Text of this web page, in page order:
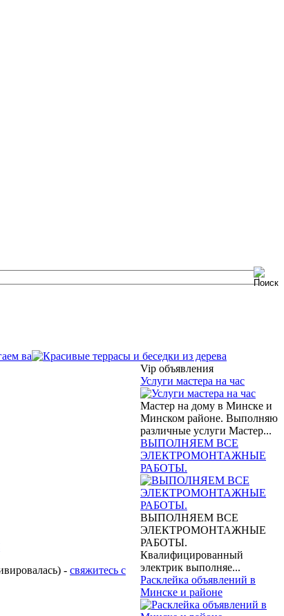
- свяжитесь с
Vip объявления
Услуги мастера на час
Мастер на дому в Минске и
Минском районе. Выполняю
различные услуги Мастер...
ВЫПОЛНЯЕМ ВСЕ
ЭЛЕКТРОМОНТАЖНЫЕ
РАБОТЫ.
ВЫПОЛНЯЕМ ВСЕ
ЭЛЕКТРОМОНТАЖНЫЕ
РАБОТЫ.
Квалифицированный
электрик выполняе...
Расклейка объявлений в
Минске и районе